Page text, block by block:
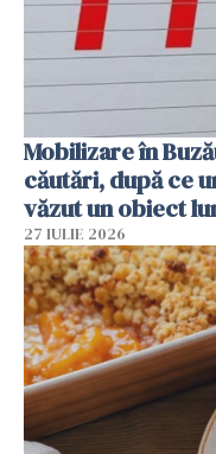
Mobilizare în
căutări, după ce
văzut un obiect
27 IULIE 2026